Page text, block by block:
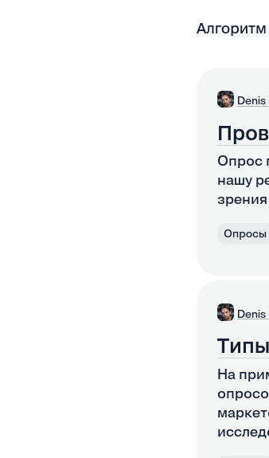
Опрос
нашу
Опросы
На